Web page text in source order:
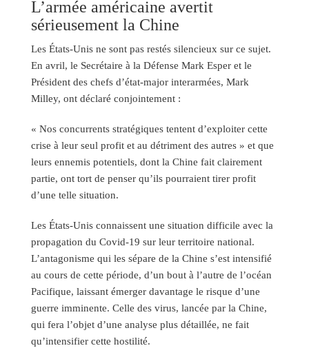
L’armée américaine avertit
sérieusement la Chine
Les États-Unis ne sont pas restés silencieux sur ce sujet.
En avril, le Secrétaire à la Défense Mark Esper et le
Président des chefs d’état-major interarmées, Mark
Milley, ont déclaré conjointement :
« Nos concurrents stratégiques tentent d’exploiter cette
crise à leur seul profit et au détriment des autres » et que
leurs ennemis potentiels, dont la Chine fait clairement
partie, ont tort de penser qu’ils pourraient tirer profit
d’une telle situation.
Les États-Unis connaissent une situation difficile avec la
propagation du Covid-19 sur leur territoire national.
L’antagonisme qui les sépare de la Chine s’est intensifié
au cours de cette période, d’un bout à l’autre de l’océan
Pacifique, laissant émerger davantage le risque d’une
guerre imminente. Celle des virus, lancée par la Chine,
qui fera l’objet d’une analyse plus détaillée, ne fait
qu’intensifier cette hostilité.